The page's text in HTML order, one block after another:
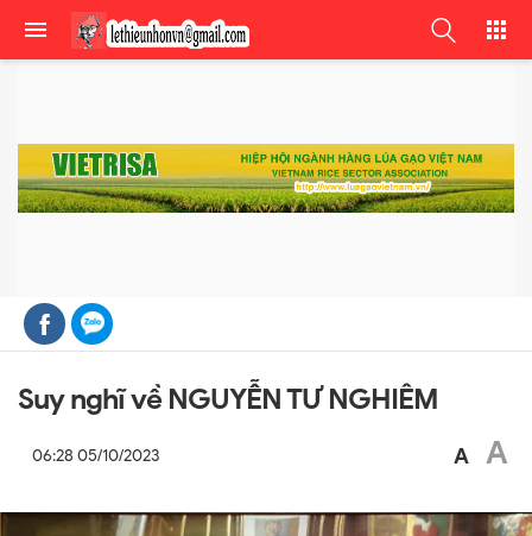
Suy nghĩ về NGUYỄN TƯ NGHIÊM
06:28 05/10/2023 A A